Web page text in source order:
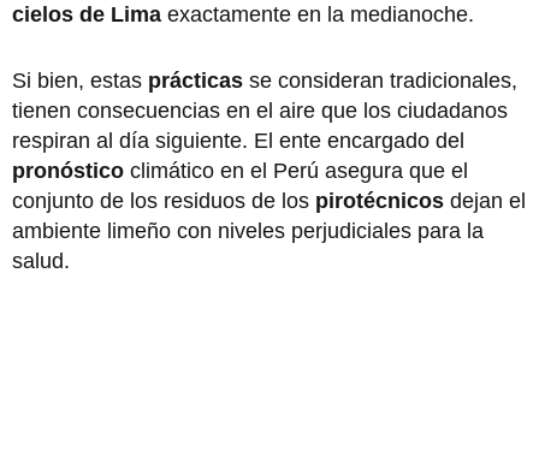
cielos de Lima exactamente en la medianoche.
Si bien, estas prácticas se consideran tradicionales,
tienen consecuencias en el aire que los ciudadanos
respiran al día siguiente. El ente encargado del
pronóstico climático en el Perú asegura que el
conjunto de los residuos de los pirotécnicos dejan el
ambiente limeño con niveles perjudiciales para la
salud.